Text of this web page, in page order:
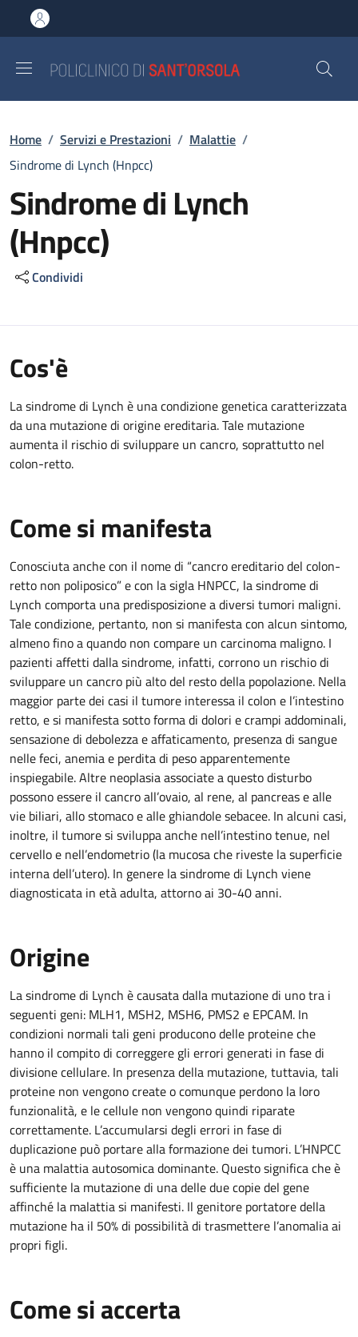
al contenuto principale
to footer content
Briciole di pane
Home / Servizi e Prestazioni / Malattie /
Sindrome di Lynch (Hnpcc)
Sindrome di Lynch
(Hnpcc)
Condividi
Cos'è
La sindrome di Lynch è una condizione genetica caratterizzata
da una mutazione di origine ereditaria. Tale mutazione
aumenta il rischio di sviluppare un cancro, soprattutto nel
colon-retto.
Come si manifesta
Conosciuta anche con il nome di “cancro ereditario del colon-
retto non poliposico” e con la sigla HNPCC, la sindrome di
Lynch comporta una predisposizione a diversi tumori maligni.
Tale condizione, pertanto, non si manifesta con alcun sintomo,
almeno fino a quando non compare un carcinoma maligno. I
pazienti affetti dalla sindrome, infatti, corrono un rischio di
sviluppare un cancro più alto del resto della popolazione. Nella
maggior parte dei casi il tumore interessa il colon e l’intestino
retto, e si manifesta sotto forma di dolori e crampi addominali,
sensazione di debolezza e affaticamento, presenza di sangue
nelle feci, anemia e perdita di peso apparentemente
inspiegabile. Altre neoplasia associate a questo disturbo
possono essere il cancro all’ovaio, al rene, al pancreas e alle
vie biliari, allo stomaco e alle ghiandole sebacee. In alcuni casi,
inoltre, il tumore si sviluppa anche nell’intestino tenue, nel
cervello e nell’endometrio (la mucosa che riveste la superficie
interna dell’utero). In genere la sindrome di Lynch viene
diagnosticata in età adulta, attorno ai 30-40 anni.
Origine
La sindrome di Lynch è causata dalla mutazione di uno tra i
seguenti geni: MLH1, MSH2, MSH6, PMS2 e EPCAM. In
condizioni normali tali geni producono delle proteine che
hanno il compito di correggere gli errori generati in fase di
divisione cellulare. In presenza della mutazione, tuttavia, tali
proteine non vengono create o comunque perdono la loro
funzionalità, e le cellule non vengono quindi riparate
correttamente. L’accumularsi degli errori in fase di
duplicazione può portare alla formazione dei tumori. L’HNPCC
è una malattia autosomica dominante. Questo significa che è
sufficiente la mutazione di una delle due copie del gene
affinché la malattia si manifesti. Il genitore portatore della
mutazione ha il 50% di possibilità di trasmettere l’anomalia ai
propri figli.
Come si accerta